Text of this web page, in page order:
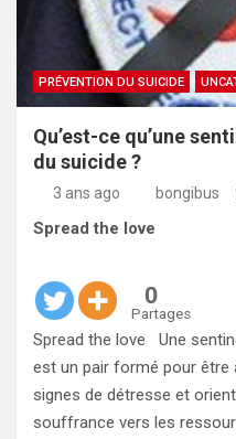
PRÉVENTION DU SUICIDE
Qu’est-ce qu’une
du suicide ?
3 ans ago bongibus
Spread the love
0
Partages
Spread the love Une
est un pair formé pour être
signes de détresse et
souffrance vers les